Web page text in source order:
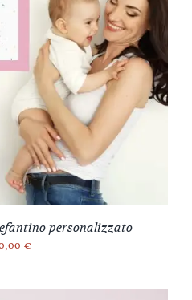
personalizzato
€